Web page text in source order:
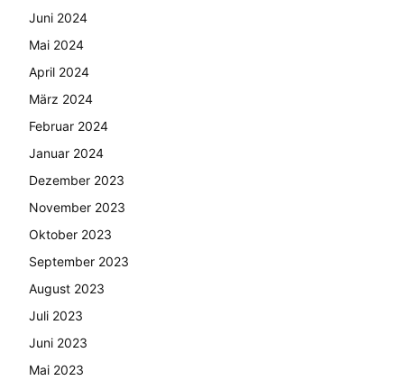
Juni 2024
Mai 2024
April 2024
März 2024
Februar 2024
Januar 2024
Dezember 2023
November 2023
Oktober 2023
September 2023
August 2023
Juli 2023
Juni 2023
Mai 2023